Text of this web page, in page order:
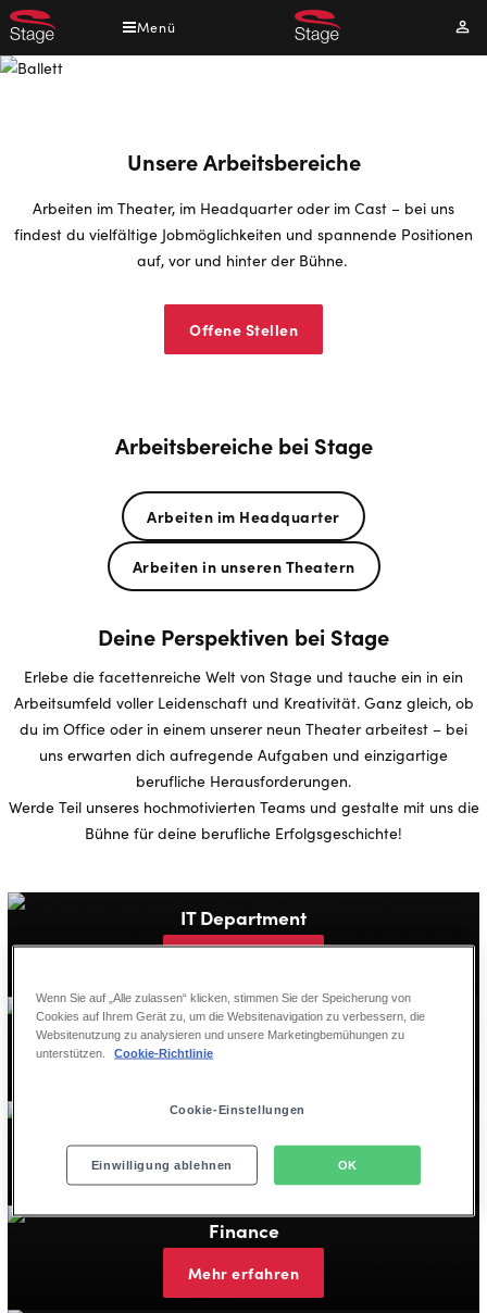
Direkt
zum
Inhalt
Menü
Unsere Arbeitsbereiche
Arbeiten im Theater, im Headquarter oder im Cast – bei uns
findest du vielfältige Jobmöglichkeiten und spannende Positionen
auf, vor und hinter der Bühne.
Offene Stellen
Arbeitsbereiche bei Stage
Arbeiten im Headquarter
Arbeiten in unseren Theatern
Deine Perspektiven bei Stage
Erlebe die facettenreiche Welt von Stage und tauche ein in ein
Arbeitsumfeld voller Leidenschaft und Kreativität. Ganz gleich, ob
du im Office oder in einem unserer neun Theater arbeitest – bei
uns erwarten dich aufregende Aufgaben und einzigartige
berufliche Herausforderungen.
Werde Teil unseres hochmotivierten Teams und gestalte mit uns die
Bühne für deine berufliche Erfolgsgeschichte!
IT Department
Brand & Communications
Mehr erfahren
Mehr erfahren
Finance
Mehr erfahren
Wenn Sie auf „Alle zulassen“ klicken, stimmen Sie der Speicherung von
Cookies auf Ihrem Gerät zu, um die Websitenavigation zu verbessern, die
Websitenutzung zu analysieren und unsere Marketingbemühungen zu
unterstützen.
Cookie-Richtlinie
Cookie-Einstellungen
Einwilligung ablehnen OK